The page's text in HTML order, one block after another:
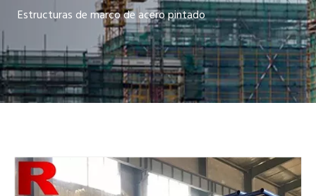
Estructuras de marco de acero pintado